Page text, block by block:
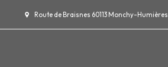
Route de Braisnes 60113 Monchy-Humières